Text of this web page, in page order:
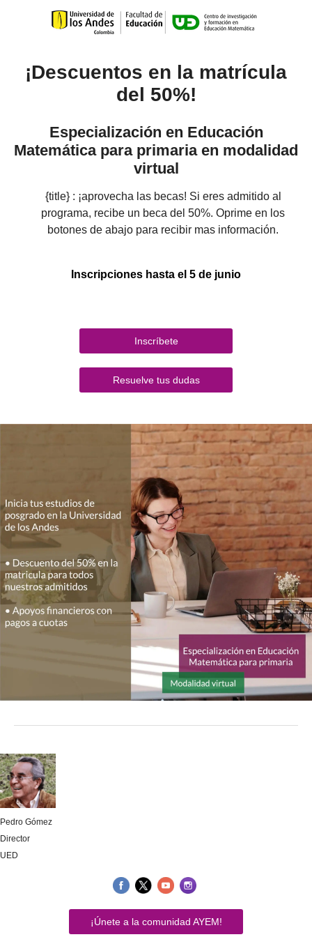
¡Descuentos en la matrícula
del 50%!
Especialización en Educación
Matemática para primaria en modalidad
virtual
{title} : ¡aprovecha las becas! Si eres admitido al
programa, recibe un beca del 50%. Oprime en los
botones de abajo para recibir mas información.
Inscripciones hasta el 5 de junio
Inscríbete
Resuelve tus dudas
Pedro Gómez
Director
UED
¡Únete a la comunidad AYEM!